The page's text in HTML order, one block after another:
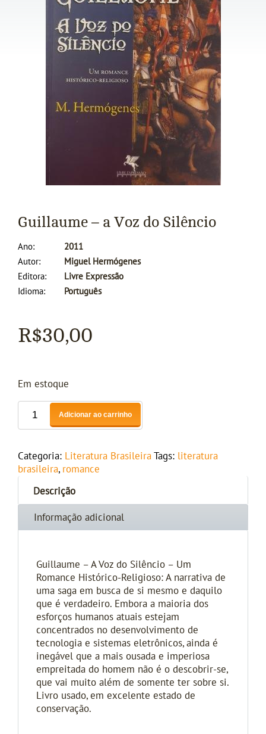
Guillaume – a Voz do Silêncio
Ano
2011
Autor
Miguel Hermógenes
Editora
Livre Expressão
Idioma
Português
R$30,00
Em estoque
Adicionar ao carrinho
Categoria: Literatura Brasileira Tags: literatura
brasileira, romance
Descrição
Informação adicional
Guillaume – A Voz do Silêncio – Um
Romance Histórico-Religioso: A narrativa de
uma saga em busca de si mesmo e daquilo
que é verdadeiro. Embora a maioria dos
esforços humanos atuais estejam
concentrados no desenvolvimento de
tecnologia e sistemas eletrônicos, ainda é
inegável que a mais ousada e imperiosa
empreitada do homem não é o descobrir-se,
que vai muito além de somente ter sobre si.
Livro usado, em excelente estado de
conservação.